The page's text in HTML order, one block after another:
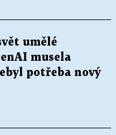
umělé
musela
potřeba nový